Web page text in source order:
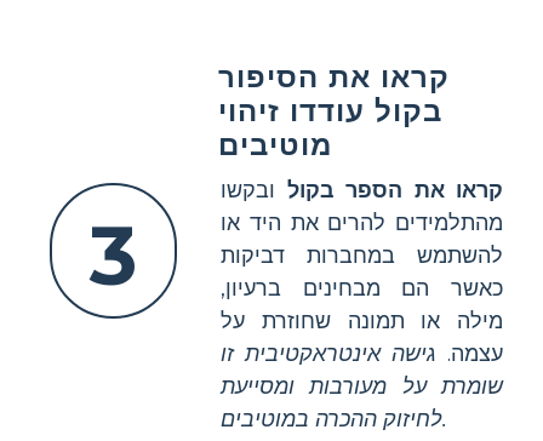
3
קראו את הסיפור
בקול עודדו זיהוי
מוטיבים
קראו את הספר בקול ובקשו
מהתלמידים להרים את היד או
להשתמש במחברות דביקות
כאשר הם מבחינים ברעיון,
מילה או תמונה שחוזרת על
עצמה. גישה אינטראקטיבית זו
שומרת על מעורבות ומסייעת
לחיזוק ההכרה במוטיבים.